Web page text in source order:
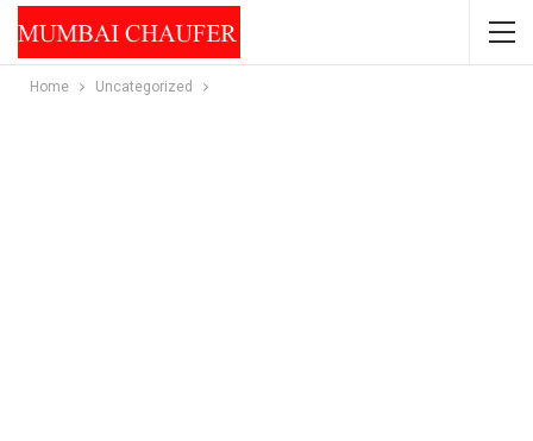
Home Uncategorized